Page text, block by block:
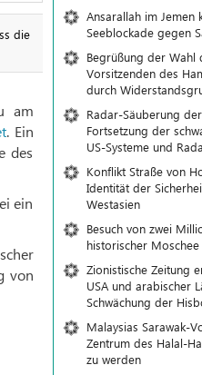
die
am
. Ein
des
ein
von
Ansarallah im Jemen
Seeblockade gegen
Begrüßung der Wahl
Vorsitzenden des
durch
Radar-Säuberung
Fortsetzung der
US-Systeme und
Konflikt Straße von
Identität der
Westasien
Besuch von zwei
historischer
Zionistische Zeitung
USA und arabischer
Schwächung der
Malaysias Sarawak-
Zentrum des Halal-
zu werden